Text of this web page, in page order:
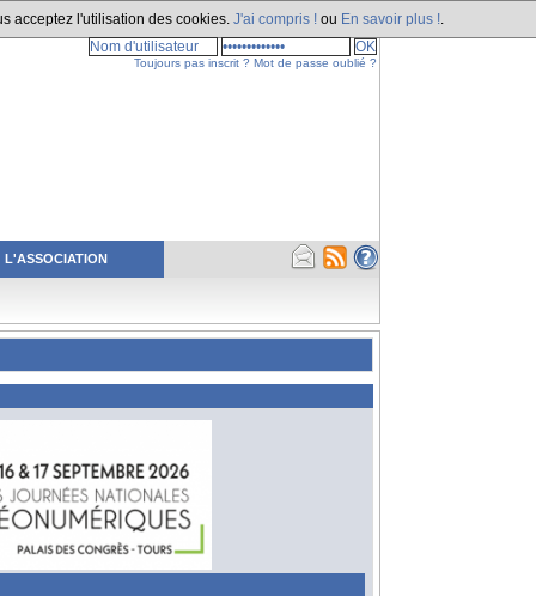
acceptez l'utilisation des cookies. J'ai compris ! ou En savoir plus !
L'ASSOCIATION
Toujours pas inscrit ? Mot de passe oublié ?